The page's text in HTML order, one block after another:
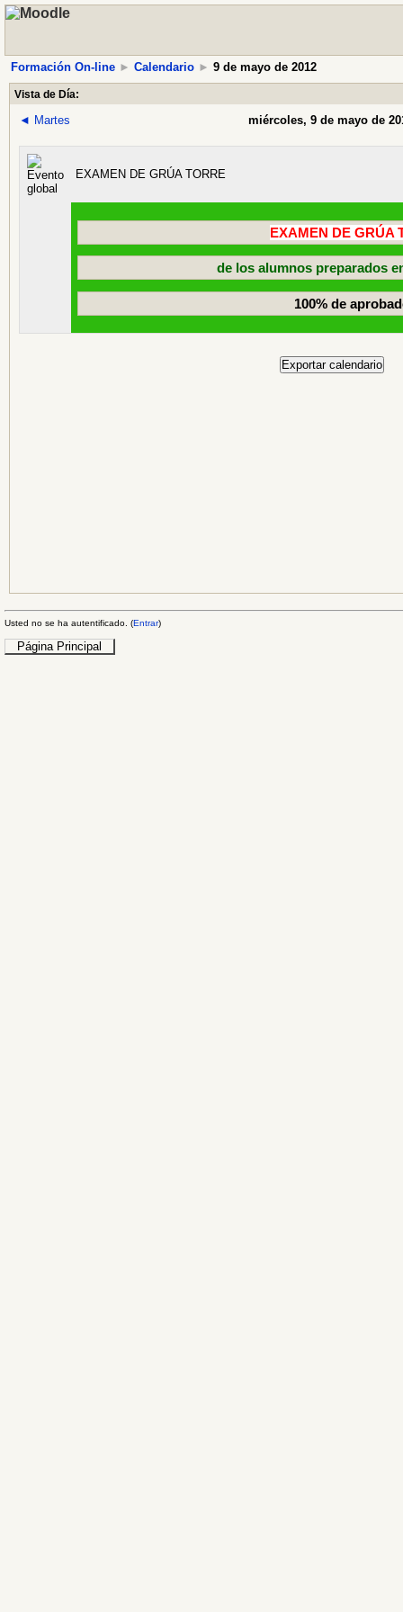
Formación On-line ► Calendario ► 9 de mayo de 2012
Vista de Día:
◄ Martes miércoles, 9 de mayo de
EXAMEN DE GRÚA TORRE
EXAMEN DE GRÚA
de los alumnos preparados
100% de
Usted no se ha autentificado. (Entrar)
Página Principal